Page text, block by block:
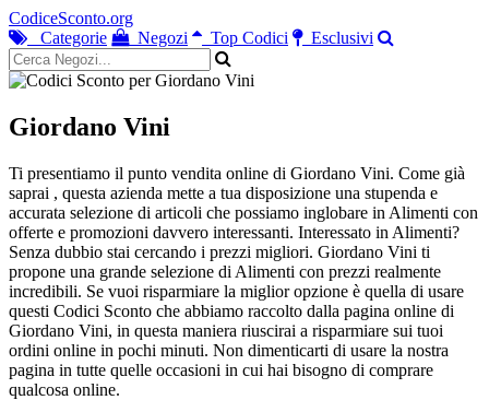
CodiceSconto.org
Categorie
Negozi Top Codici Esclusivi
Giordano Vini
Ti presentiamo il punto vendita online di Giordano Vini. Come già
saprai , questa azienda mette a tua disposizione una stupenda e
accurata selezione di articoli che possiamo inglobare in Alimenti con
offerte e promozioni davvero interessanti. Interessato in Alimenti?
Senza dubbio stai cercando i prezzi migliori. Giordano Vini ti
propone una grande selezione di Alimenti con prezzi realmente
incredibili. Se vuoi risparmiare la miglior opzione è quella di usare
questi Codici Sconto che abbiamo raccolto dalla pagina online di
Giordano Vini, in questa maniera riuscirai a risparmiare sui tuoi
ordini online in pochi minuti. Non dimenticarti di usare la nostra
pagina in tutte quelle occasioni in cui hai bisogno di comprare
qualcosa online.